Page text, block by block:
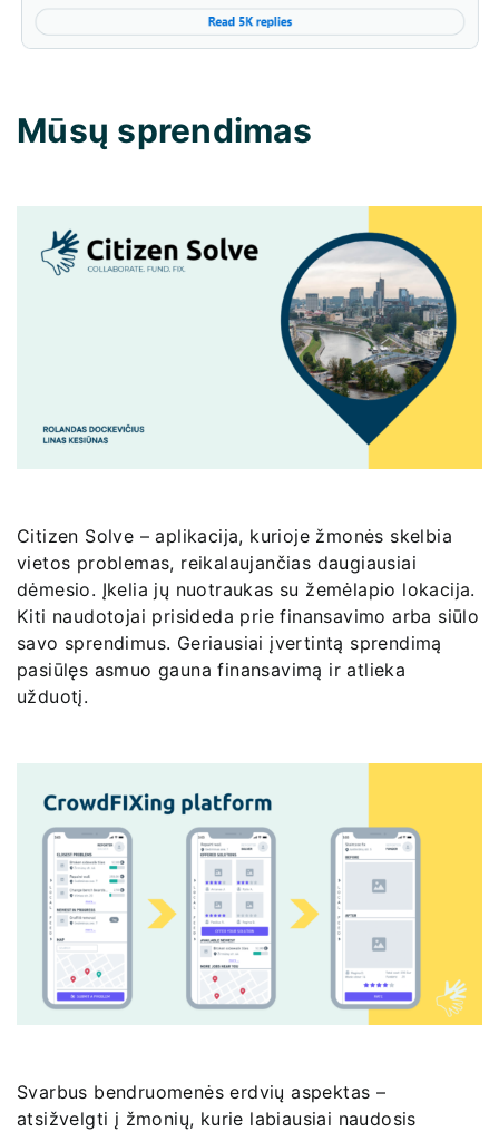
Mūsų sprendimas
Citizen Solve – aplikacija, kurioje žmonės skelbia
vietos problemas, reikalaujančias daugiausiai
dėmesio. Įkelia jų nuotraukas su žemėlapio lokacija.
Kiti naudotojai prisideda prie finansavimo arba siūlo
savo sprendimus. Geriausiai įvertintą sprendimą
pasiūlęs asmuo gauna finansavimą ir atlieka
užduotį.
Svarbus bendruomenės erdvių aspektas –
atsižvelgti į žmonių, kurie labiausiai naudosis